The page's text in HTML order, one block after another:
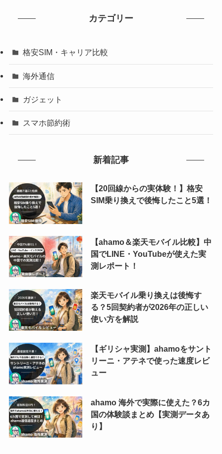
カテゴリー
ガジェット
スマホ節約術
格安SIM・キャリア比較
海外通信
新着記事
【20回線からの実体験！】格安
SIM乗り換えで後悔したこと5選！
【ahamo＆楽天モバイル比較】中
国でLINE・YouTubeが使えた実
測レポート！
楽天モバイル乗り換えは後悔す
る？5回契約者が2026年の正しい
使い方を解説
【ギリシャ実測】ahamoをサント
リーニ・アテネで使った速度レビ
ュー
ahamo 海外で実際に使えた？6カ
国の体験談まとめ【実測データあ
り】